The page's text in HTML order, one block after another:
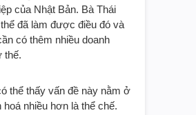
của Nhật Bản. Bà Thái
đã làm được điều đó và
có thêm nhiều doanh
thế.
thể thấy vấn đề này nằm ở
hoá nhiều hơn là thể chế.